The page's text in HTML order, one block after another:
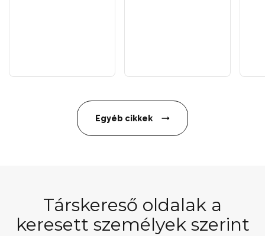
Egyéb cikkek
Társkereső oldalak a
keresett személyek szerint